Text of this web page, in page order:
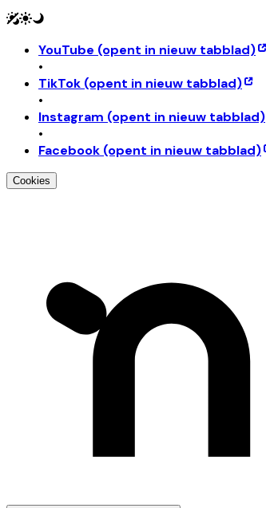
YouTube (opent in nieuw tabblad)
•
TikTok (opent in nieuw tabblad)
•
Instagram (opent in nieuw tabblad)
•
Facebook (opent in nieuw tabblad)
Cookies